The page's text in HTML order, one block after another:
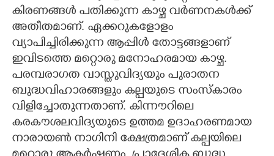
കിരണങ്ങൾ പതിക്കുന്ന കാഴ്ച വർണനകൾക്ക്
അതീതമാണ്. ഏക്കറുകളോളം
വ്യാപിച്ചിരിക്കുന്ന ആപ്പിൾ തോട്ടങ്ങളാണ്
ഇവിടത്തെ മറ്റൊരു മനോഹരമായ കാഴ്ച.
പരമ്പരാഗത വാസ്തുവിദ്യയും പുരാതന
ബുദ്ധവിഹാരങ്ങളും കല്പയുടെ സംസ്കാരം
വിളിച്ചോതുന്നതാണ്. കിന്നൗറിലെ
കരകൗശലവിദ്യയുടെ ഉത്തമ ഉദാഹരണമായ
നാരായൺ നാഗിനി ക്ഷേത്രമാണ് കല്പയിലെ